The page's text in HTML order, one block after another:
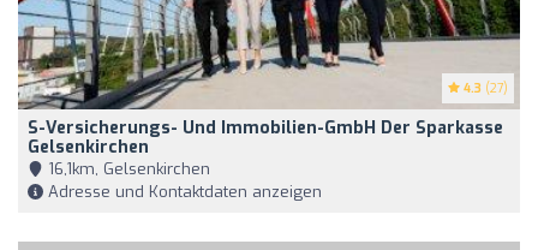
4.3 (27)
S-Versicherungs- Und Immobilien-GmbH Der Sparkasse
Gelsenkirchen
16,1km, Gelsenkirchen
Adresse und Kontaktdaten anzeigen